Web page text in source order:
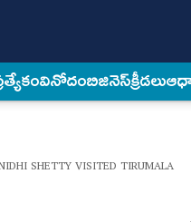
వినోదంబిజినెస్క్రీడలు
SHETTY VISITED TIRUMALA